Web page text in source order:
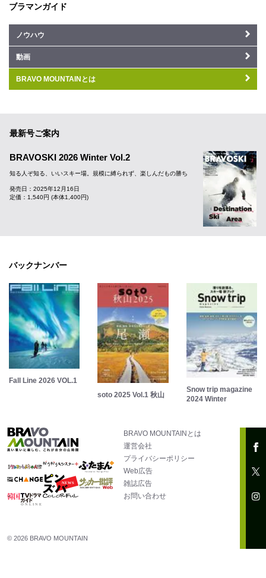
ブラマンガイド
ノウハウ
動画
BRAVO MOUNTAINとは
最新号ご案内
BRAVOSKI 2026 Winter Vol.2
知る人ぞ知る、いいスキー場。規模に縛られず、楽しんだもの勝ち
発売日：2025年12月16日
定価：1,540円 (本体1,400円)
バックナンバー
Fall Line 2026 VOL.1
soto 2025 Vol.1 秋山
Snow trip magazine
2024 Winter
BRAVO MOUNTAINとは
運営会社
プライバシーポリシー
Web広告
雑誌広告
お問い合わせ
© 2026 BRAVO MOUNTAIN